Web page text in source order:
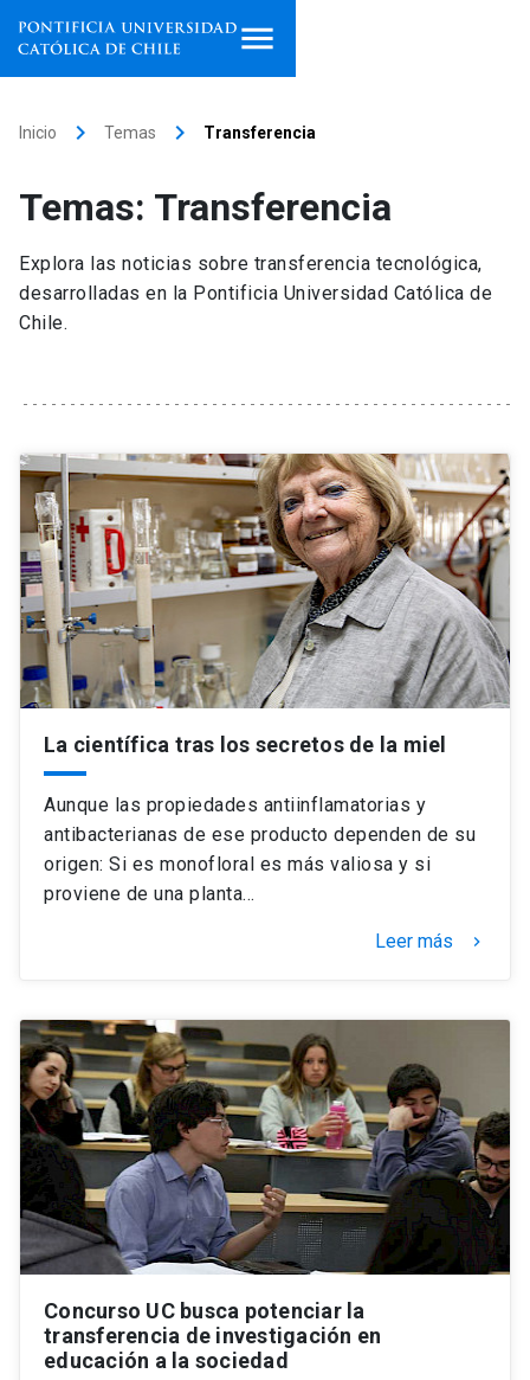
Facultades, escuelas e
institutos
Investigación
Vinculación
Universidad
Información para keyboard_arrow_down
Futuros estudiantes
Académicos
Personal
Alumni
Vecinos
Go to english site launch
Admisión
Mi Cuenta UC
Correo UC
Donaciones launch
Inicio keyboard_arrow_right Temas keyboard_arrow_right Transferencia
Temas: Transferencia
Explora las noticias sobre transferencia tecnológica,
desarrolladas en la Pontificia Universidad Católica de
Chile.
La científica tras los secretos de la miel
Aunque las propiedades antiinflamatorias y
antibacterianas de ese producto dependen de su
origen: Si es monofloral es más valiosa y si
proviene de una planta…
Leer más keyboard_arrow_right
Concurso UC busca potenciar la
transferencia de investigación en
educación a la sociedad